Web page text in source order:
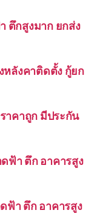
ตึกสูงมาก ยกส่ง
หลังคาติดตั้ง กู้ยก
าคาถูก มีประกัน
ฟ้า ตึก อาคารสูง
ฟ้า ตึก อาคารสูง